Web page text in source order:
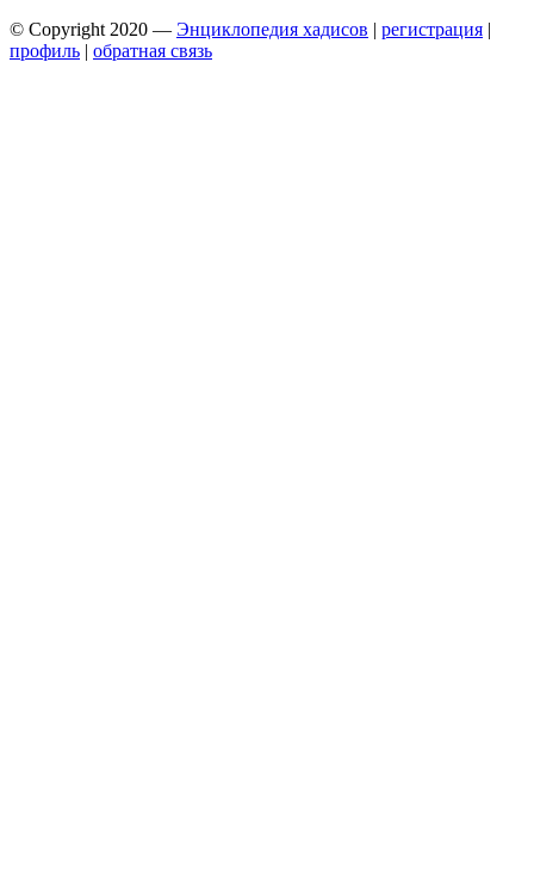
© Copyright 2020 — Энциклопедия хадисов | регистрация |
профиль | обратная связь